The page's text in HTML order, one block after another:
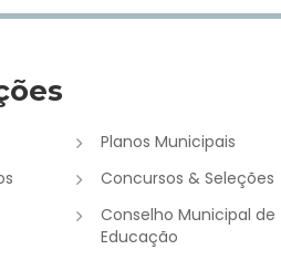
Planos Municipais
Concursos & Seleções
Conselho Municipal de
Educação